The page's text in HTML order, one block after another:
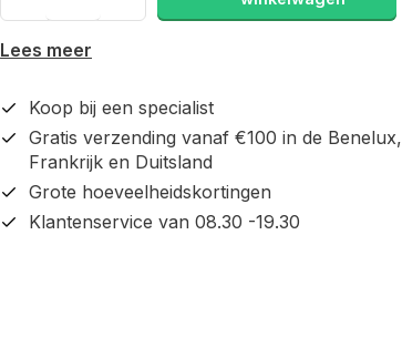
Lees meer
Koop bij een specialist
Gratis verzending vanaf €100 in de Benelux,
Frankrijk en Duitsland
Grote hoeveelheidskortingen
Klantenservice van 08.30 -19.30